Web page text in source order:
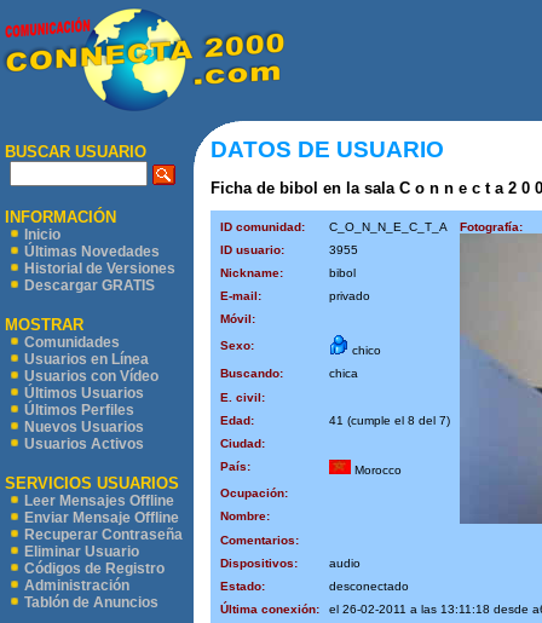
BUSCAR USUARIO
INFORMACIÓN
Inicio
Últimas Novedades
Historial de Versiones
Descargar GRATIS
MOSTRAR
Comunidades
Usuarios en Línea
Usuarios con Vídeo
Últimos Usuarios
Últimos Perfiles
Nuevos Usuarios
Usuarios Activos
SERVICIOS USUARIOS
Leer Mensajes Offline
Enviar Mensaje Offline
Recuperar Contraseña
Eliminar Usuario
Códigos de Registro
Administración
Tablón de Anuncios
DATOS DE USUARIO
Ficha de bibol en la sala C o n n e c t a 2 0
ID comunidad: C_O_N_N_E_C_T_A
Fotografía:
ID usuario:
3955
Nickname:
bibol
E-mail:
privado
Móvil:
Sexo:
chico
Buscando:
chica
E. civil:
Edad:
41 (cumple el 8 del 7)
Ciudad:
País:
Morocco
Ocupación:
Nombre:
Comentarios:
Dispositivos:
audio
Estado:
desconectado
Última conexión:
el 26-02-2011 a las 13:11:18 desde